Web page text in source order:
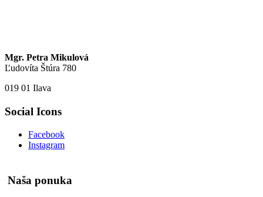
Mgr. Petra Mikulová
Ľudovíta Štúra 780
019 01 Ilava
Social Icons
Facebook
Instagram
Naša ponuka